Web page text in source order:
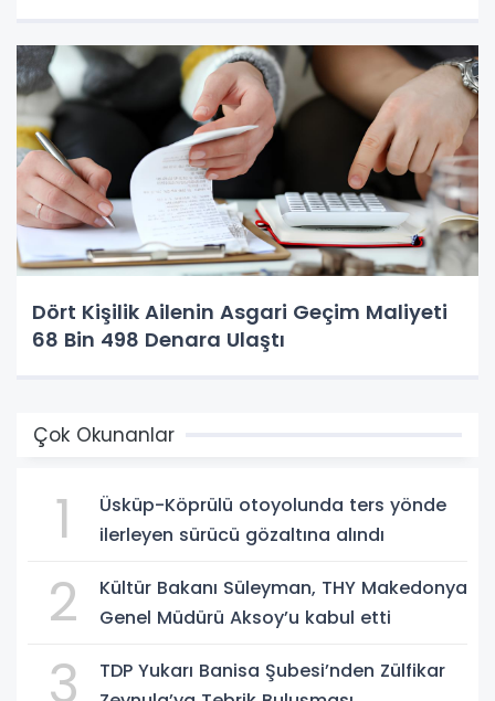
Dört Kişilik Ailenin Asgari Geçim Maliyeti
68 Bin 498 Denara Ulaştı
Çok Okunanlar
1
Üsküp-Köprülü otoyolunda ters yönde
ilerleyen sürücü gözaltına alındı
2
Kültür Bakanı Süleyman, THY Makedonya
Genel Müdürü Aksoy’u kabul etti
3
TDP Yukarı Banisa Şubesi’nden Zülfikar